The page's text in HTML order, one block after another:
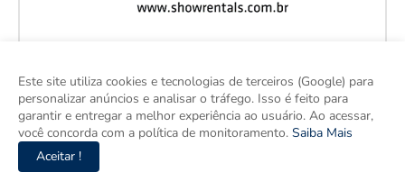
Este site utiliza cookies e tecnologias de terceiros (Google) para
personalizar anúncios e analisar o tráfego. Isso é feito para
garantir e entregar a melhor experiência ao usuário. Ao acessar,
você concorda com a política de monitoramento. Saiba Mais
Aceitar !